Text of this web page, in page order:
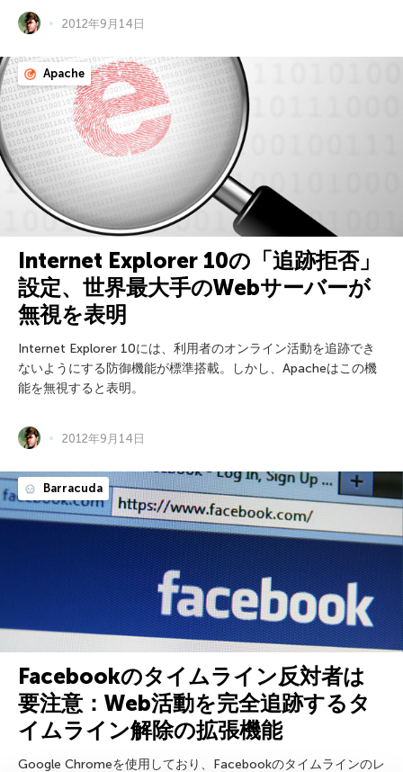
2012年9月14日
Apache
Internet Explorer 10の「追跡拒否」
設定、世界最大手のWebサーバーが
無視を表明
Internet Explorer 10には、利用者のオンライン活動を追跡でき
ないようにする防御機能が標準搭載。しかし、Apacheはこの機
能を無視すると表明。
2012年9月14日
Barracuda
Facebookのタイムライン反対者は
要注意：Web活動を完全追跡するタ
イムライン解除の拡張機能
Google Chromeを使用しており、Facebookのタイムラインのレ